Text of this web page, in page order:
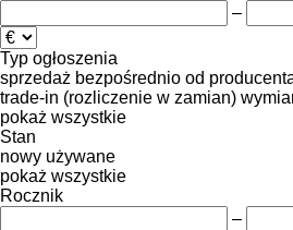
–
Typ ogłoszenia
sprzedaż bezpośrednio od
trade-in (rozliczenie w zamian)
pokaż wszystkie
Stan
nowy używane
pokaż wszystkie
Rocznik
–